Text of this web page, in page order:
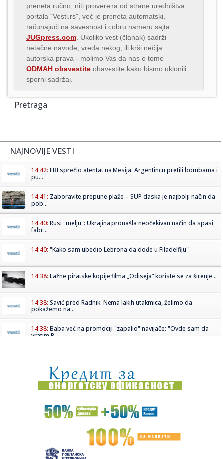
preneta ručno, niti proverena od strane uredništva
portala "Vesti.rs", već je preneta automatski,
računajući na savesnost i dobru nameru sajta
JUGpress.com . Ukoliko vest (članak) sadrži
netačne navode, vređa nekog, ili krši nečija
autorska prava - molimo Vas da nas o tome
ODMAH obavestite obavestite kako bismo uklonili
sporni sadržaj.
Pretraga
NAJNOVIJE VESTI
14:42: FBI sprečio atentat na Mesija: Argentincu pretili bombama i
pu...
14:41: Zaboravite prepune plaže – SUP daska je najbolji način da
pob...
14:40: Rusi "melju": Ukrajina pronašla neočekivan način da spasi
fabr...
14:40: "Kako sam ubedio Lebrona da dođe u Filadelfiju"
14:38: Lažne piratske kopije filma „Odiseja“ koriste se za širenje...
14:38: Savić pred Radnik: Nema lakih utakmica, želimo da
pokažemo na...
14:38: Baba već na promociji "zapalio" navijače: "Ovde sam da
vratim P...
14:35:Hitan sastanak u Nemačkoj; Dron sa eksplozivom koji je
napravio ...
14:25:И опет – Медо, добро дошао у своју ...
Iz saobraćaja isključeno 14 vozača u Južnobačkom okrugu